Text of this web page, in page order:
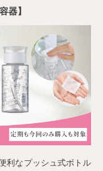
器】
利なプッシュ式ボトル